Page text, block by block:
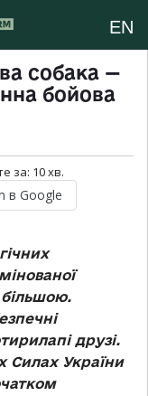
EN
собака —
бойова
за: 10хв.
в Google
більшою.
друзі.
Силах України